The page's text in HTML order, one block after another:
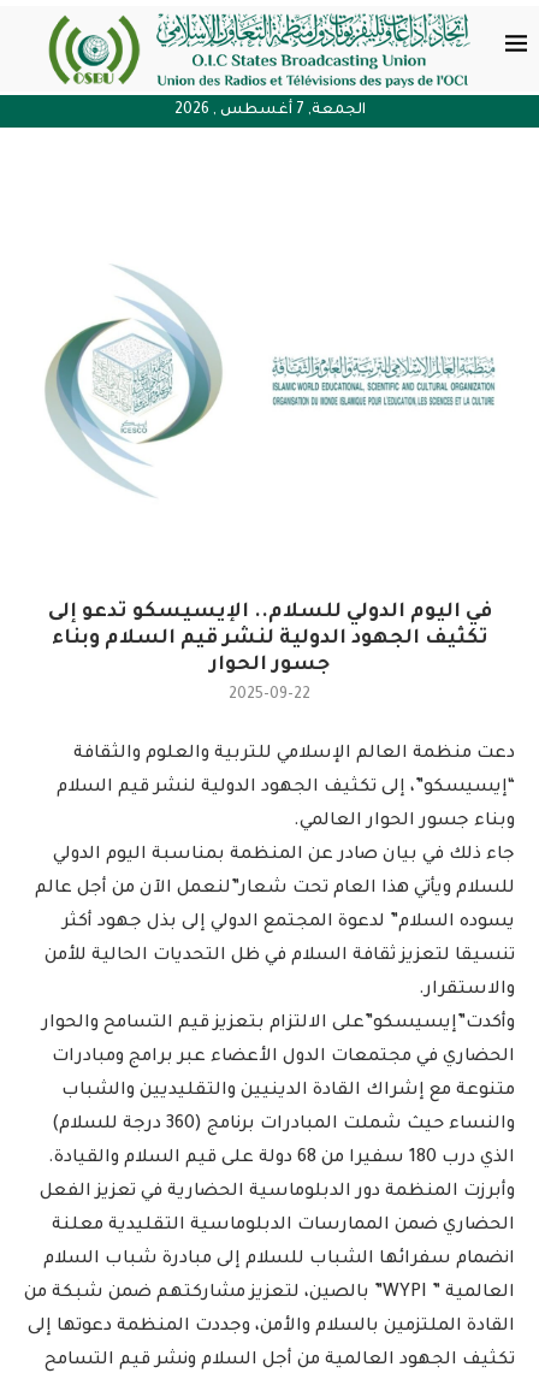
الجمعة, 7 أغسطس , 2026
في اليوم الدولي للسلام.. الإيسيسكو تدعو إلى
تكثيف الجهود الدولية لنشر قيم السلام وبناء
جسور الحوار
2025-09-22
دعت منظمة العالم الإسلامي للتربية والعلوم والثقافة
“إيسيسكو”، إلى تكثيف الجهود الدولية لنشر قيم السلام
وبناء جسور الحوار العالمي.
جاء ذلك في بيان صادر عن المنظمة بمناسبة اليوم الدولي
للسلام ويأتي هذا العام تحت شعار”لنعمل الآن من أجل عالم
يسوده السلام” لدعوة المجتمع الدولي إلى بذل جهود أكثر
تنسيقا لتعزيز ثقافة السلام في ظل التحديات الحالية للأمن
والاستقرار.
وأكدت”إيسيسكو”على الالتزام بتعزيز قيم التسامح والحوار
الحضاري في مجتمعات الدول الأعضاء عبر برامج ومبادرات
متنوعة مع إشراك القادة الدينيين والتقليديين والشباب
والنساء حيث شملت المبادرات برنامج (360 درجة للسلام)
الذي درب 180 سفيرا من 68 دولة على قيم السلام والقيادة.
وأبرزت المنظمة دور الدبلوماسية الحضارية في تعزيز الفعل
الحضاري ضمن الممارسات الدبلوماسية التقليدية معلنة
انضمام سفرائها الشباب للسلام إلى مبادرة شباب السلام
العالمية ” WYPI” بالصين، لتعزيز مشاركتهم ضمن شبكة من
القادة الملتزمين بالسلام والأمن، وجددت المنظمة دعوتها إلى
تكثيف الجهود العالمية من أجل السلام ونشر قيم التسامح